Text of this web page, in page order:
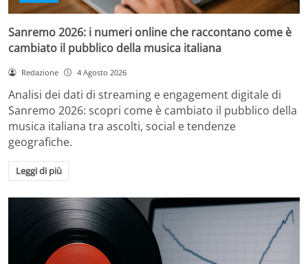
Sanremo 2026: i numeri online che raccontano come è
cambiato il pubblico della musica italiana
Redazione 4 Agosto 2026
Analisi dei dati di streaming e engagement digitale di
Sanremo 2026: scopri come è cambiato il pubblico della
musica italiana tra ascolti, social e tendenze
geografiche.
Leggi di più